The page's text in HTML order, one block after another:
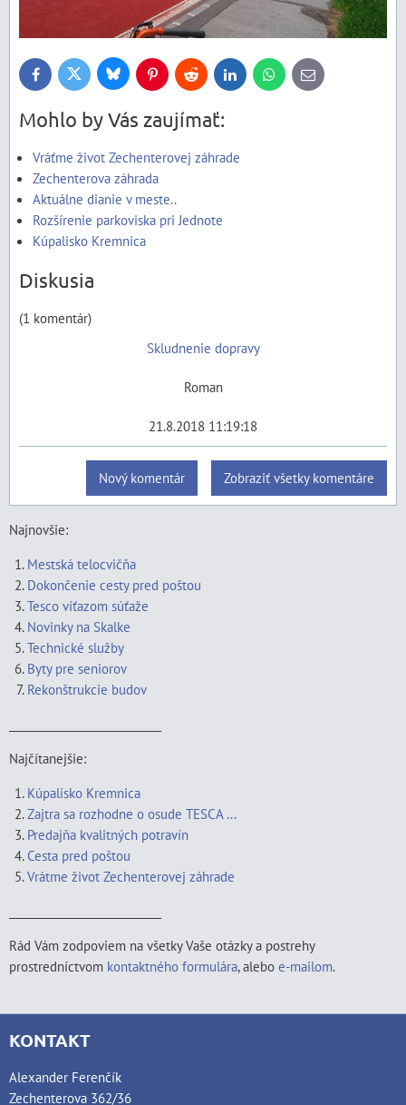
FacebookTwitter BlueskyPinterestReddit LinkedInWhatsApp
E-
mail
Mohlo by Vás zaujímať:
Vráťme život Zechenterovej záhrade
Zechenterova záhrada
Aktuálne dianie v meste..
Rozšírenie parkoviska pri Jednote
Kúpalisko Kremnica
Diskusia
(1 komentár)
Skludnenie dopravy
Roman
21.8.2018 11:19:18
Zobraziť všetky komentáre
Nový komentár
Najnovšie:
Mestská telocvičňa
Dokončenie cesty pred poštou
Tesco víťazom súťaže
Novinky na Skalke
Technické služby
Byty pre seniorov
Rekonštrukcie budov
Najčítanejšie:
Kúpalisko Kremnica
Zajtra sa rozhodne o osude TESCA ...
Predajňa kvalitných potravín
Cesta pred poštou
Vrátme život Zechenterovej záhrade
Rád Vám zodpoviem na všetky Vaše otázky a postrehy
prostredníctvom kontaktného formulára, alebo e-mailom.
KONTAKT
Alexander Ferenčík
Zechenterova 362/36